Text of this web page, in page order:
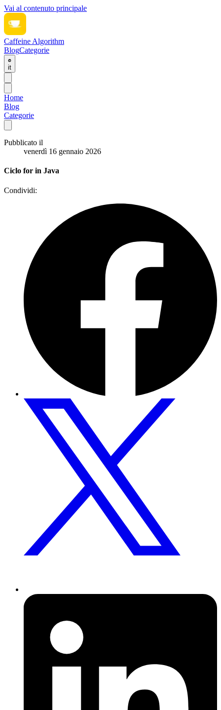
Vai al contenuto principale
Caffeine Algorithm
BlogCategorie
it
Home
Blog
Categorie
Pubblicato il
venerdì 16 gennaio 2026
Ciclo for in Java
Condividi: